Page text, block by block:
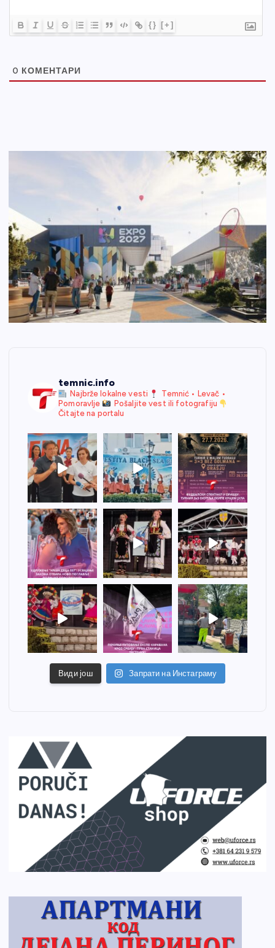
{} [+]
0 КОМЕНТАРИ
temnic.info
Najbrže lokalne vesti
Temnić • Levač •
Pomoravlje
Pošaljite vest ili fotografiju
Čitajte na portalu
Види још Запрати на Инстаграму